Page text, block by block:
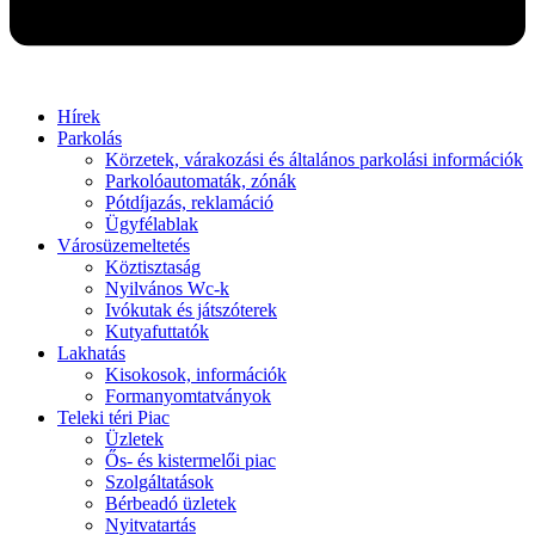
Hírek
Parkolás
Körzetek, várakozási és általános parkolási információk
Parkolóautomaták, zónák
Pótdíjazás, reklamáció
Ügyfélablak
Városüzemeltetés
Köztisztaság
Nyilvános Wc-k
Ivókutak és játszóterek
Kutyafuttatók
Lakhatás
Kisokosok, információk
Formanyomtatványok
Teleki téri Piac
Üzletek
Ős- és kistermelői piac
Szolgáltatások
Bérbeadó üzletek
Nyitvatartás